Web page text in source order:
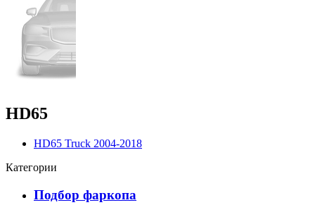
HD65
HD65 Truck 2004-2018
Категории
Подбор фаркопа